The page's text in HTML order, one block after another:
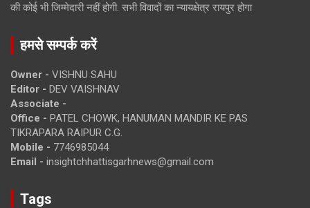
की कोई भी जिम्मेदारी नहीं होगी. सभी विवादों का न्यायक्षेत्र रायपुर होगा
हमसे सम्पर्क करें
Owner - VISHNU SAHU
Editor - DEV VAISHNAV
Associate -
Office - PATEL CHOWK, HANUMAN MANDIR KE PAS
TIKRAPARA RAIPUR C.G.
Mobile - 7746985044
Email - insightchhattisgarhnews@gmail.com
Tags